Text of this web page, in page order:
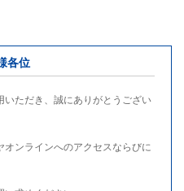
各位
いただき、誠にありがとうござい
ンラインへのアクセスならびに